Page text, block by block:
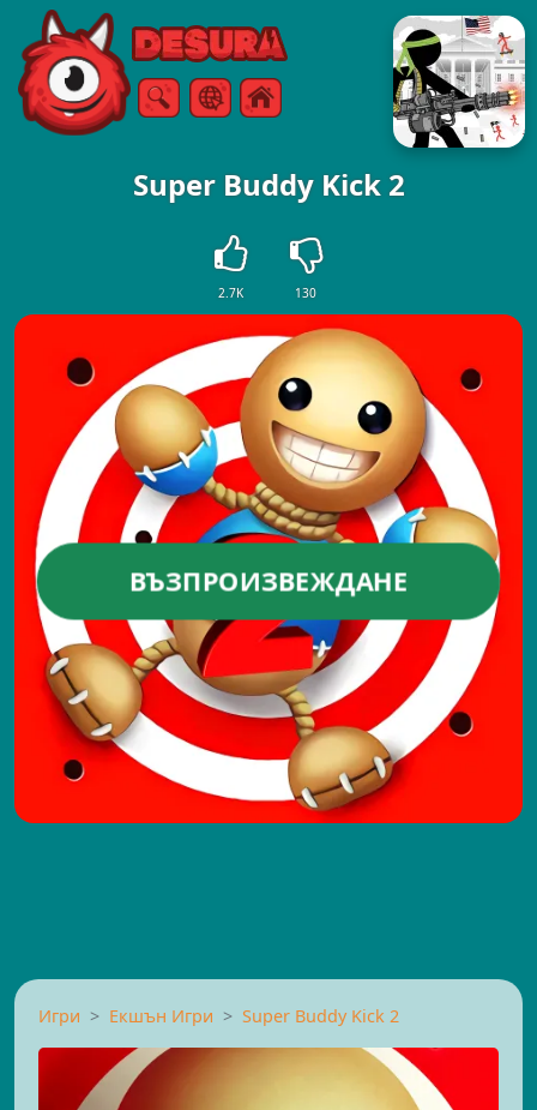
Free Online Games
ТърсенеМеню
Super Buddy Kick 2
2.7K 130
ВЪЗПРОИЗВЕЖДАНЕ
Игри Екшън Игри Super Buddy Kick 2